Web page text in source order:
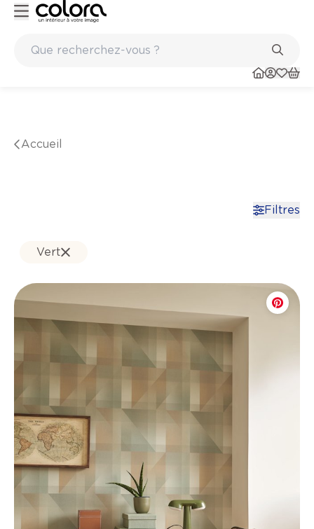
Accueil
Filtres
Vert
Inspiration pour peindre votre maison - colora.be